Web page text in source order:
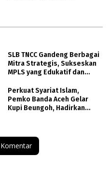
SLB TNCC Gandeng Berbagai
Mitra Strategis, Sukseskan
MPLS yang Edukatif dan
Perkuat Syariat Islam,
Pemko Banda Aceh Gelar
Kupi Beungoh, Hadirkan